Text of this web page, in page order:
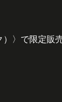
）〉で限定販